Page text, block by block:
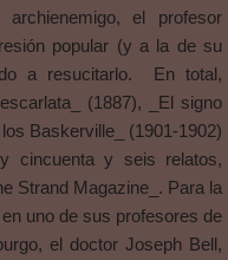
el profesor
popular (y a la de su
a resucitarlo. En total,
(1887), _El signo
Baskerville_ (1901-1902)
cincuenta y seis relatos,
Strand Magazine_. Para la
uno de sus profesores de
el doctor Joseph Bell,